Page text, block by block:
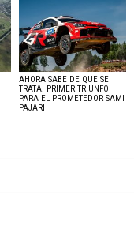
AHORA SABE DE QUE SE
TRATA. PRIMER TRIUNFO
PARA EL PROMETEDOR SAMI
PAJARI